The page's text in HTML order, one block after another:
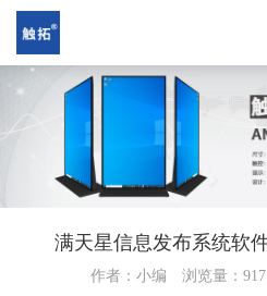
满天星信息发布系统软
作者：小编 浏览量： 917